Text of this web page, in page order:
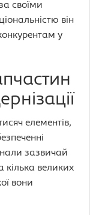
своїми
він
у
елементів,
зазвичай
кілька великих
вони